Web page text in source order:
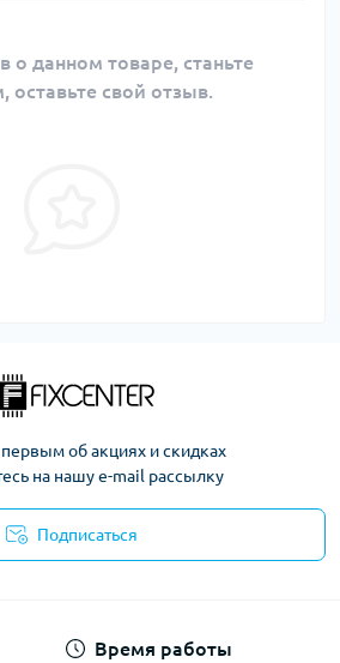
о данном товаре, станьте
оставьте свой отзыв.
первым об акциях и скидках
на нашу e-mail рассылку
Подписаться
Время работы